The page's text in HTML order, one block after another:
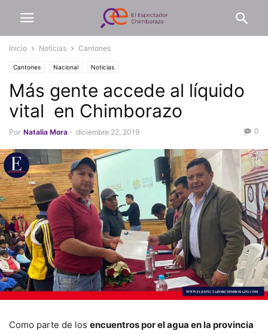
Inicio Noticias Cantones
Cantones Nacional Noticias
Más gente accede al líquido
vital en Chimborazo
Por Natalia Mora - diciembre 22, 2019 0
Como parte de los encuentros por el agua en la provincia